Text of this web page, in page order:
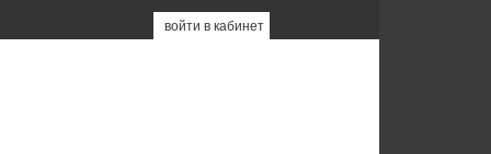
войти в кабинет